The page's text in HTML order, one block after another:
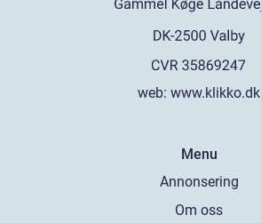
web: www.klikko.dk
Menu
Annonsering
Om oss